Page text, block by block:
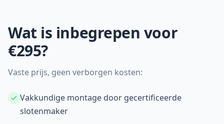
Wat is inbegrepen voor
€295?
Vaste prijs, geen verborgen kosten:
Vakkundige montage door gecertificeerde
slotenmaker